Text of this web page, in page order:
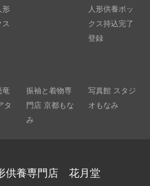
形
ス
人形供養ボッ
クス持込完了
登録
竜
タ
振袖と着物専
門店 京都もな
み
写真館 スタジ
オもなみ
供養専門店 花月堂